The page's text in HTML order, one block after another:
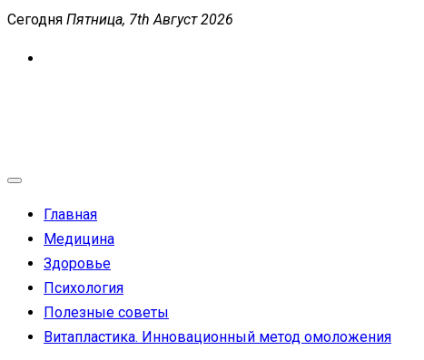
Перейти
Сегодня Пятница, 7th Август 2026
Главная
Медицина
Здоровье
Психология
Полезные советы
Витапластика. Инновационный метод омоложения